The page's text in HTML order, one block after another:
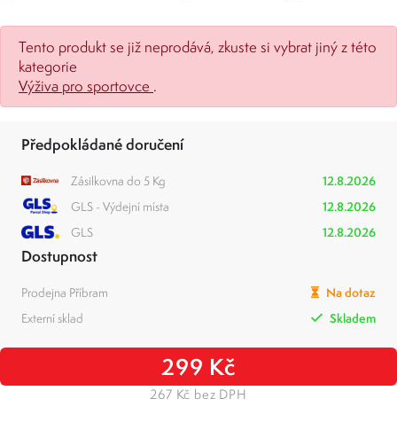
Tento produkt se již neprodává, zkuste si vybrat jiný z této
kategorie
Výživa pro sportovce .
Předpokládané doručení
Zásilkovna do 5 Kg
12.8.2026
GLS - Výdejní místa
12.8.2026
GLS
12.8.2026
Dostupnost
Prodejna Příbram
Na dotaz
Externí sklad
Skladem
299 Kč
267 Kč bez DPH